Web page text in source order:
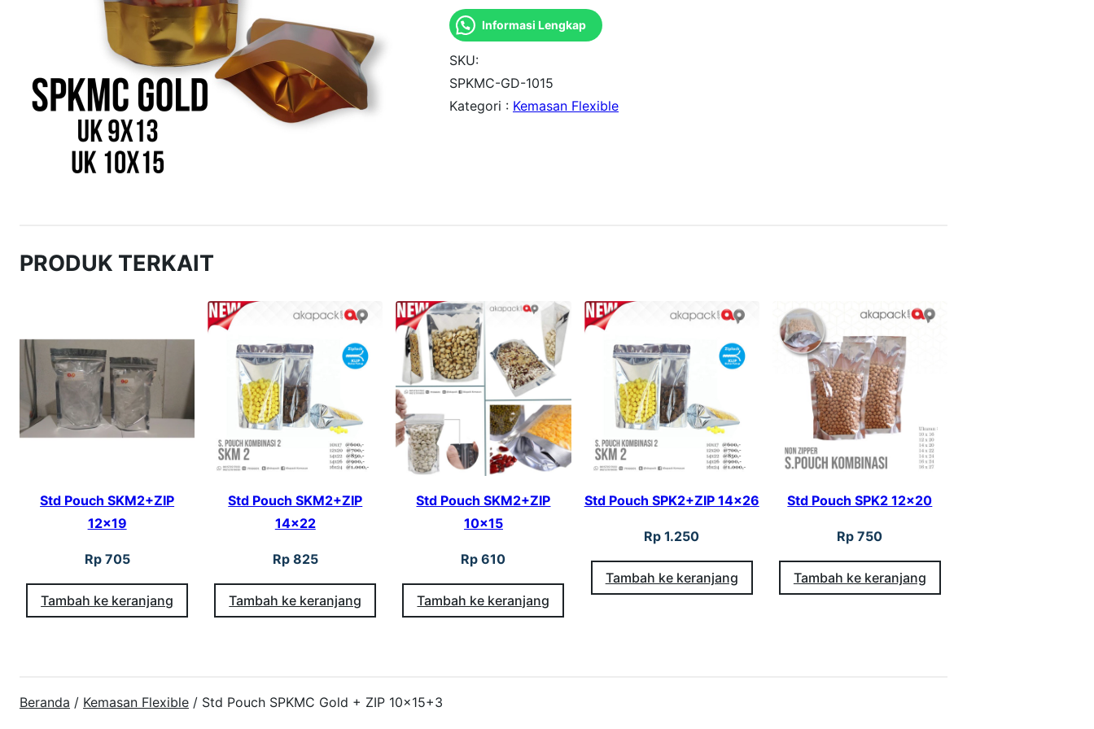
a
n
t
i
t
u
c
h
S
M
G
d
+
Informasi Lengkap
SKU:
SPKMC-GD-1015
Kategori : Kemasan Flexible
PRODUK TERKAIT
Std Pouch SKM2+ZIP
12×19
Rp705
Tambah ke keranjang
Std Pouch SKM2+ZIP
14×22
Rp825
Tambah ke keranjang
Std Pouch SKM2+ZIP
10×15
Rp 610
Tambah ke keranjang
Std Pouch SPK2+ZIP 14×26
Rp 1.250
Tambah ke keranjang
Std Pouch SPK2 12×20
Rp 750
Tambah ke keranjang
Beranda / Kemasan Flexible / Std Pouch SPKMC Gold + ZIP 10×15+3